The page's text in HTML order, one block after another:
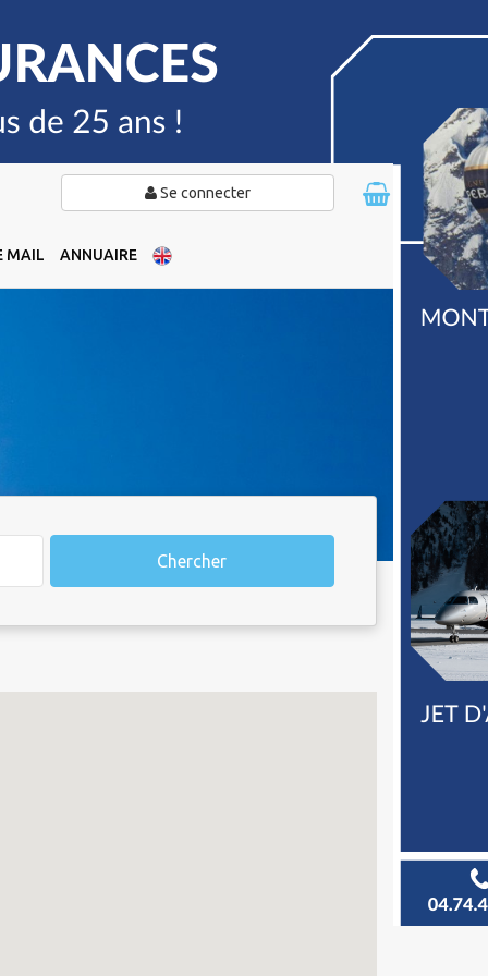
Se connecter
MAIL ANNUAIRE
Chercher